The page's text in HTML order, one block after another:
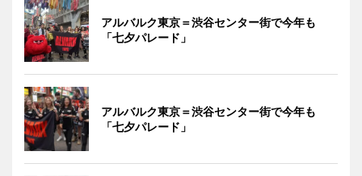
アルバルク東京＝渋谷センター街で今年も
「七夕パレード」
アルバルク東京＝渋谷センター街で今年も
「七夕パレード」